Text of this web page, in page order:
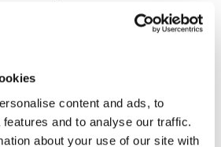
content and ads, to
and to analyse our traffic.
about your use of our site with
de crescer e a única forma
ano após ano; e por
é muito difícil de alcançar. Das
escolhidas, apenas duas